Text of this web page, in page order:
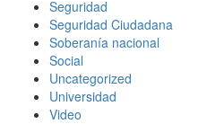
Seguridad
Seguridad Ciudadana
Soberanía nacional
Social
Uncategorized
Universidad
Video